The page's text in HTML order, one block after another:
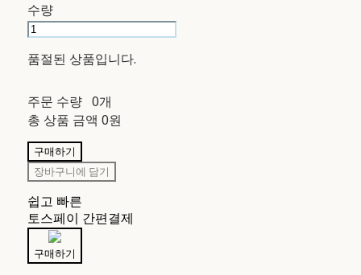
수량
품절된 상품입니다.
주문 수량 0개
총 상품 금액 0원
구매하기
장바구니에 담기
쉽고 빠른
토스페이 간편결제
구매하기